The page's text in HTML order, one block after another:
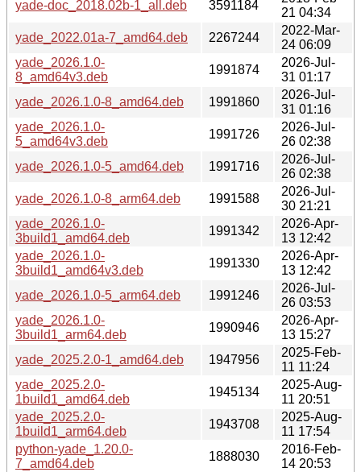
yade-doc_2018.02b-1_all.deb
3591184
21 04:34
yade_2022.01a-7_amd64.deb
2267244
2022-Mar-
24 06:09
yade_2026.1.0-
8_amd64v3.deb
1991874
2026-Jul-
31 01:17
yade_2026.1.0-8_amd64.deb
1991860
2026-Jul-
31 01:16
yade_2026.1.0-
5_amd64v3.deb
1991726
2026-Jul-
26 02:38
yade_2026.1.0-5_amd64.deb
1991716
2026-Jul-
26 02:38
yade_2026.1.0-8_arm64.deb
1991588
2026-Jul-
30 21:21
yade_2026.1.0-
3build1_amd64.deb
1991342
2026-Apr-
13 12:42
yade_2026.1.0-
3build1_amd64v3.deb
1991330
2026-Apr-
13 12:42
yade_2026.1.0-5_arm64.deb
1991246
2026-Jul-
26 03:53
yade_2026.1.0-
3build1_arm64.deb
1990946
2026-Apr-
13 15:27
yade_2025.2.0-1_amd64.deb
1947956
2025-Feb-
11 11:24
yade_2025.2.0-
1build1_amd64.deb
1945134
2025-Aug-
11 20:51
yade_2025.2.0-
1build1_arm64.deb
1943708
2025-Aug-
11 17:54
python-yade_1.20.0-
7_amd64.deb
1888030
2016-Feb-
14 20:53